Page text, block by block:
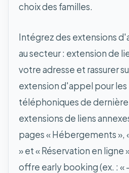
choix des familles.
Intégrez des extensions
au secteur : extension de
votre adresse et rassurer
extension d'appel pour les
téléphoniques de
extensions de liens
pages « Hébergements »,
» et « Réservation en ligne
offre early booking (ex. : «